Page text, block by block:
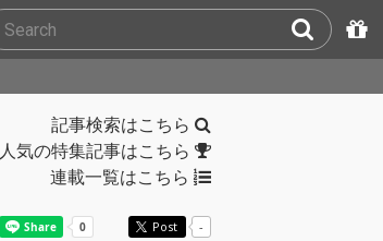
記事検索はこちら
人気の特集記事はこちら
連載一覧はこちら
Post -